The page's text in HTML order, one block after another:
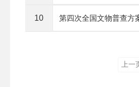
10 第四次全国文物普查方
上一